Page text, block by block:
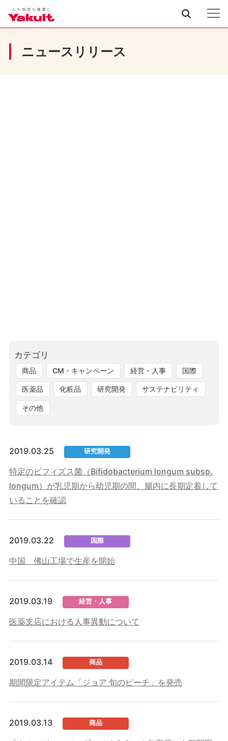
ニュースリリース
カテゴリ
商品 CM・キャンペーン 経営・人事 国際
医薬品 化粧品 研究開発 サステナビリティ
その他
2019.03.25 研究開発
特定のビフィズス菌（Bifidobacterium longum subsp.
longum）が乳児期から幼児期の間、腸内に長期定着して
いることを確認
2019.03.22 国際
中国 佛山工場で生産を開始
2019.03.19 経営・人事
医薬支店における人事異動について
2019.03.14 商品
期間限定アイテム「ジョア 旬のピーチ」を発売
2019.03.13 商品